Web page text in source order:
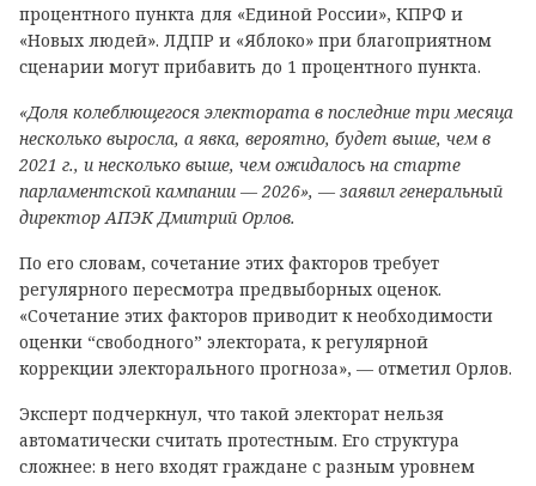
процентного пункта для «Единой России», КПРФ и
«Новых людей». ЛДПР и «Яблоко» при благоприятном
сценарии могут прибавить до 1 процентного пункта.
«Доля колеблющегося электората в последние три месяца
несколько выросла, а явка, вероятно, будет выше, чем в
2021 г., и несколько выше, чем ожидалось на старте
парламентской кампании — 2026», — заявил генеральный
директор АПЭК Дмитрий Орлов.
По его словам, сочетание этих факторов требует
регулярного пересмотра предвыборных оценок.
«Сочетание этих факторов приводит к необходимости
оценки “свободного” электората, к регулярной
коррекции электорального прогноза», — отметил Орлов.
Эксперт подчеркнул, что такой электорат нельзя
автоматически считать протестным. Его структура
сложнее: в него входят граждане с разным уровнем